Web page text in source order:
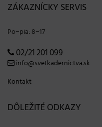
ZÁKAZNÍCKY SERVIS
Po−pia: 8−17
02/21 201 099
info@svetkadernictva.sk
Kontakt
DÔLEŽITÉ ODKAZY